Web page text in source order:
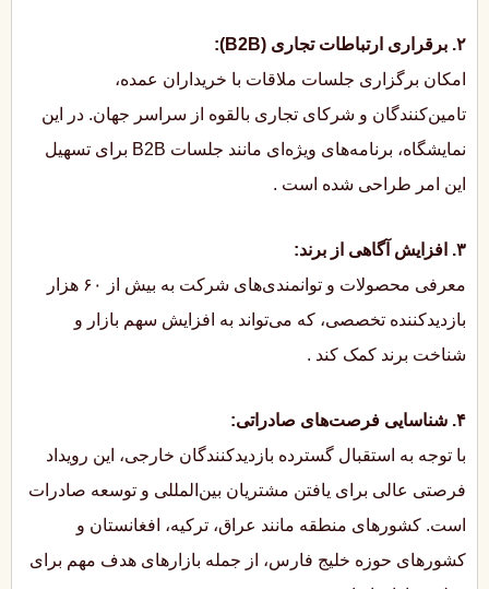
۲. برقراری ارتباطات تجاری (B2B):
امکان برگزاری جلسات ملاقات با خریداران عمده،
تامین‌کنندگان و شرکای تجاری بالقوه از سراسر جهان. در این
نمایشگاه، برنامه‌های ویژه‌ای مانند جلسات B2B برای تسهیل
این امر طراحی شده است .
۳. افزایش آگاهی از برند:
معرفی محصولات و توانمندی‌های شرکت به بیش از ۶۰ هزار
بازدیدکننده تخصصی، که می‌تواند به افزایش سهم بازار و
شناخت برند کمک کند .
۴. شناسایی فرصت‌های صادراتی:
با توجه به استقبال گسترده بازدیدکنندگان خارجی، این رویداد
فرصتی عالی برای یافتن مشتریان بین‌المللی و توسعه صادرات
است. کشورهای منطقه مانند عراق، ترکیه، افغانستان و
کشورهای حوزه خلیج فارس، از جمله بازارهای هدف مهم برای